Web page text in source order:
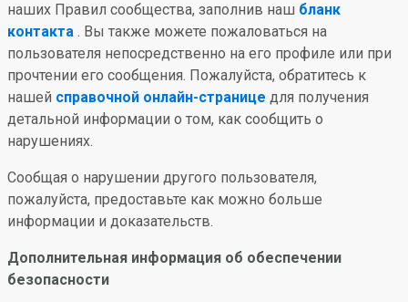
наших Правил сообщества, заполнив наш бланк
контакта . Вы также можете пожаловаться на
пользователя непосредственно на его профиле или при
прочтении его сообщения. Пожалуйста, обратитесь к
нашей справочной онлайн-странице для получения
детальной информации о том, как сообщить о
нарушениях.
Сообщая о нарушении другого пользователя,
пожалуйста, предоставьте как можно больше
информации и доказательств.
Дополнительная информация об обеспечении
безопасности